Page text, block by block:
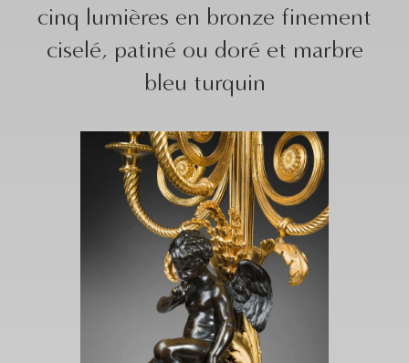
cinq lumières en bronze finement
ciselé, patiné ou doré et marbre
bleu turquin